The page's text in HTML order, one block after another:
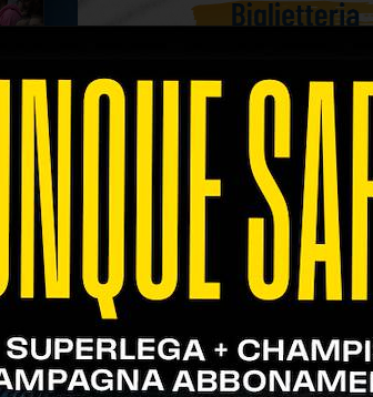
31/10/2023
La biglietteria in sede
chiusa mercoledì 1°